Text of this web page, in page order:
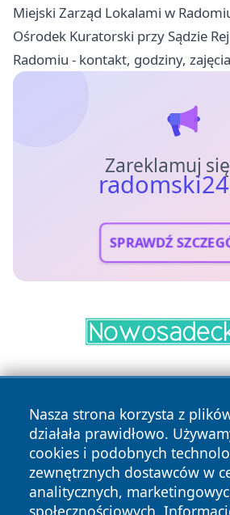
Miejski Zarząd Lokalami w
Ośrodek Kuratorski przy Sądzie
Radomiu - kontakt, godziny,
Zareklamuj
SPRAWDŹ
Nasza strona korzysta z
działała prawidłowo.
cookies i podobnych
zewnętrznych dostawców w
analitycznych,
społecznościowych.
Copyright © 2026 radomski24.pl
zastrzeżone.